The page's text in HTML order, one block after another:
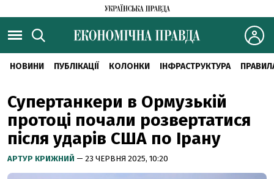
НОВИНИ ПУБЛІКАЦІЇ КОЛОНКИ ІНФРАСТРУКТУРА
Супертанкери в Ормузькій
протоці почали розвертатися
після ударів США по Ірану
АРТУР КРИЖНИЙ — 23 ЧЕРВНЯ 2025, 10:20